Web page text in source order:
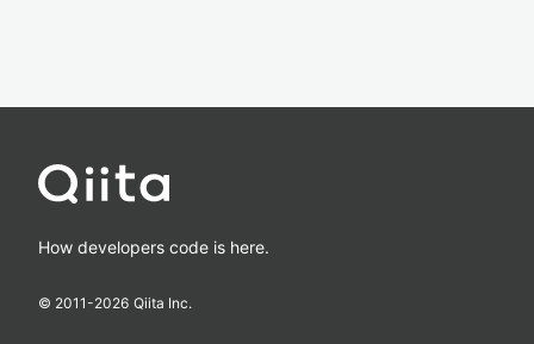
How developers code is here.
© 2011-2026 Qiita Inc.